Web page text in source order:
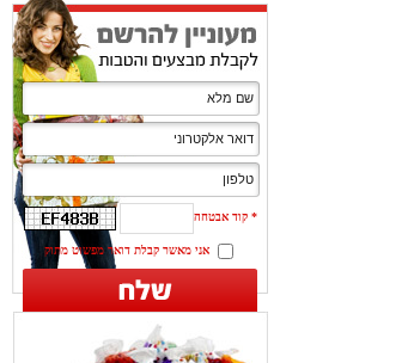
* קוד אבטחה
אני מאשר קבלת דואר מפשוט מתוק